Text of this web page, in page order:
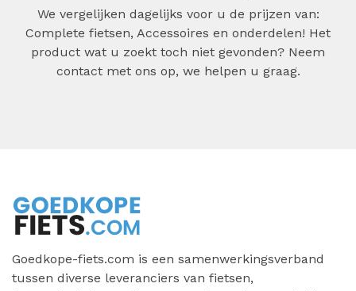
We vergelijken dagelijks voor u de prijzen van:
Complete fietsen, Accessoires en onderdelen! Het
product wat u zoekt toch niet gevonden? Neem
contact met ons op, we helpen u graag.
Goedkope-fiets.com is een samenwerkingsverband
tussen diverse leveranciers van fietsen,